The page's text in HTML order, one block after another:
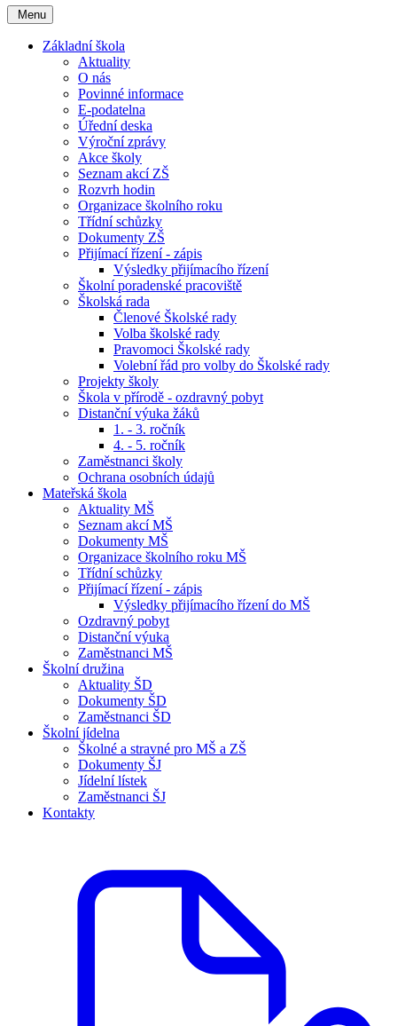
Menu
Základní škola
Aktuality
O nás
Povinné informace
E-podatelna
Úřední deska
Výroční zprávy
Akce školy
Seznam akcí ZŠ
Rozvrh hodin
Organizace školního roku
Třídní schůzky
Dokumenty ZŠ
Přijímací řízení - zápis
Výsledky přijímacího řízení
Školní poradenské pracoviště
Školská rada
Členové Školské rady
Volba školské rady
Pravomoci Školské rady
Volební řád pro volby do Školské rady
Projekty školy
Škola v přírodě - ozdravný pobyt
Distanční výuka žáků
1. - 3. ročník
4. - 5. ročník
Zaměstnanci školy
Ochrana osobních údajů
Mateřská škola
Aktuality MŠ
Seznam akcí MŠ
Dokumenty MŠ
Organizace školního roku MŠ
Třídní schůzky
Přijímací řízení - zápis
Výsledky přijímacího řízení do MŠ
Ozdravný pobyt
Distanční výuka
Zaměstnanci MŠ
Školní družina
Aktuality ŠD
Dokumenty ŠD
Zaměstnanci ŠD
Školní jídelna
Školné a stravné pro MŠ a ZŠ
Dokumenty ŠJ
Jídelní lístek
Zaměstnanci ŠJ
Kontakty